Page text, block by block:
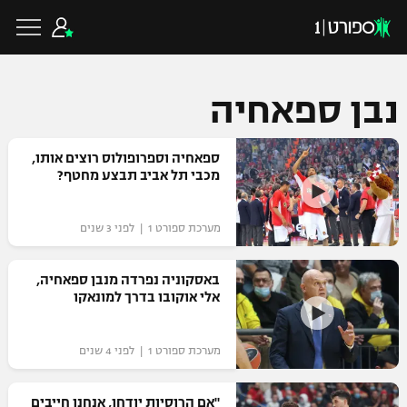
כדורגל ישראלי
ליגת העל
גביע הטוטו
ליגיונרים
גביע המדינה
כדורגל עולמי
ליגת האלופות
ליגה אירופית
ליגה אנגלית
כדורסל ישראלי
ליגת ווינר סל
ליגה לאומית
כדורסל עולמי
NBA
נבן ספאחיה
ספאחיה וספרופולוס רוצים אותו,
מכבי תל אביב תבצע מחטף?
מערכת ספורט 1 | לפני 3 שנים
באסקוניה נפרדה מנבן ספאחיה,
אלי אוקובו בדרך למונאקו
מערכת ספורט 1 | לפני 4 שנים
"אם הרוסיות יודחו, אנחנו חייבים